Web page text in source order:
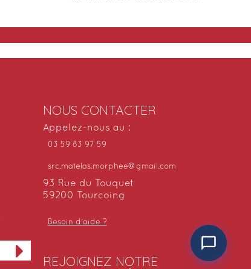
NOUS CONTACTER
Appelez-nous au :
03 59 83 97 59
src.matelas.morphee@gmail.com
93 Rue du Touquet
59200 Tourcoing
Besoin d'aide ?
REJOIGNEZ NOTRE